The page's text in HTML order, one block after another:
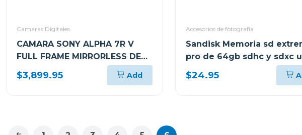
Camaras Digitales
CAMARA SONY ALPHA 7R V
FULL FRAME MIRRORLESS DE
LENTE INTERCAMBIABLE 7RM5
$3,899.95 Add
Accesorios de fotografía
Sandisk Memoria sd
pro de 64gb sdhc y sdxc
sdsdxxu064g
$24.95